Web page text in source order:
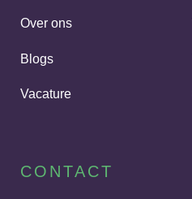
Over ons
Blogs
Vacature
CONTACT